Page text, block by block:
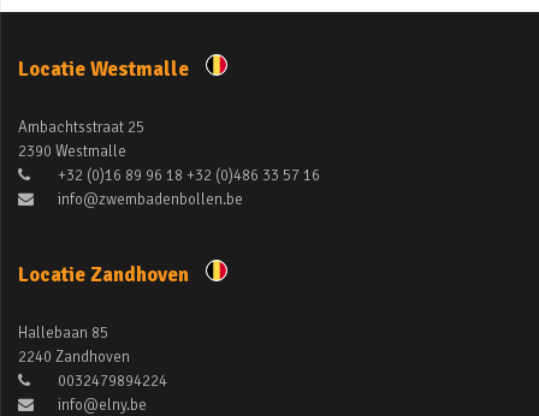
Locatie Westmalle
Ambachtsstraat 25
2390 Westmalle
+32 (0)16 89 96 18 +32 (0)486 33 57 16
info@zwembadenbollen.be
Locatie Zandhoven
Hallebaan 85
2240 Zandhoven
0032479894224
info@elny.be